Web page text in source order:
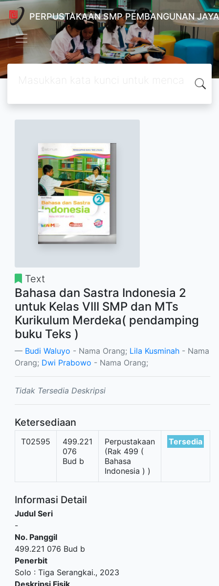
PERPUSTAKAAN SMP PEMBANGUNAN
Text
Bahasa dan Sastra Indonesia 2
untuk Kelas VIII SMP dan MTs
Kurikulum Merdeka( pendamping
buku Teks )
Budi Waluyo - Nama Orang; Lila Kusminah - Nama
Orang; Dwi Prabowo - Nama Orang;
Tidak Tersedia Deskripsi
Ketersediaan
T02595
499.221
076
Bud b
Perpustakaan
(Rak 499 (
Bahasa
Indonesia ) )
Tersedia
Informasi Detail
Judul Seri
-
No. Panggil
499.221 076 Bud b
Penerbit
Solo : Tiga Serangkai., 2023